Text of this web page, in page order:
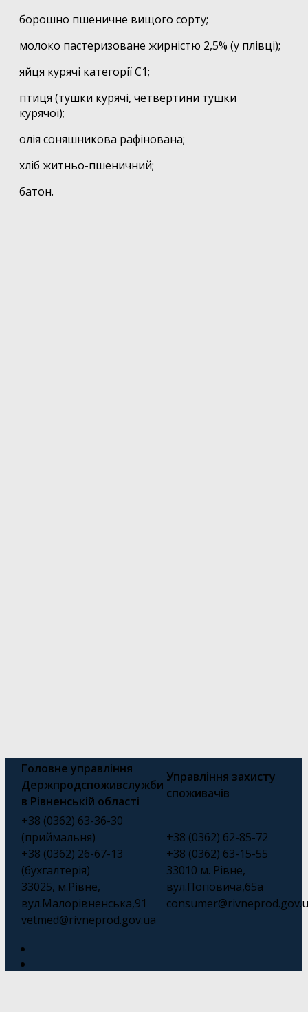
борошно пшеничне вищого сорту;
молоко пастеризоване жирністю 2,5% (у плівці);
яйця курячі категорії С1;
птиця (тушки курячі, четвертини тушки
курячої);
олія соняшникова рафінована;
хліб житньо-пшеничний;
батон.
Головне управління
Держпродспоживслужби
в Рівненській області
Управління захисту
споживачів
+38 (0362) 63-36-30
(приймальня)
+38 (0362) 26-67-13
(бухгалтерія)
33025, м.Рівне,
вул.Малорівненська,91
vetmed@rivneprod.gov.ua
+38 (0362) 62-85-72
+38 (0362) 63-15-55
33010 м. Рівне,
вул.Поповича,65а